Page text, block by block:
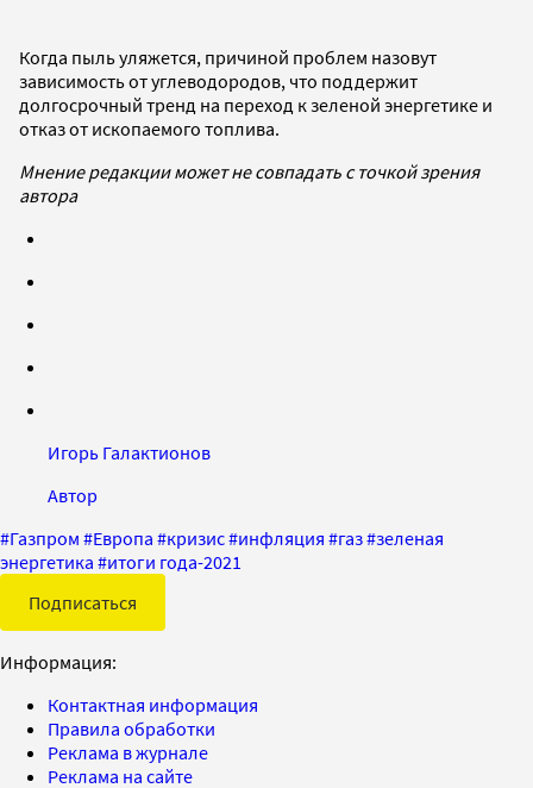
Когда пыль уляжется, причиной проблем назовут
зависимость от углеводородов, что поддержит
долгосрочный тренд на переход к зеленой энергетике и
отказ от ископаемого топлива.
Мнение редакции может не совпадать с точкой зрения
автора
Игорь Галактионов
Автор
#Газпром #Европа #кризис#инфляция #газ#зеленая
энергетика #итоги года-2021
Подписаться
Информация:
Контактная информация
Правила обработки
Реклама в журнале
Реклама на сайте